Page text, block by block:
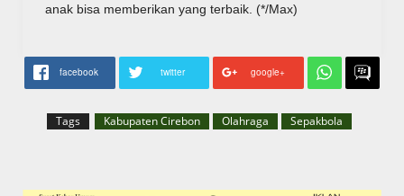
anak bisa memberikan yang terbaik. (*/Max)
facebook twitter google+
Tags Kabupaten Cirebon Olahraga Sepakbola